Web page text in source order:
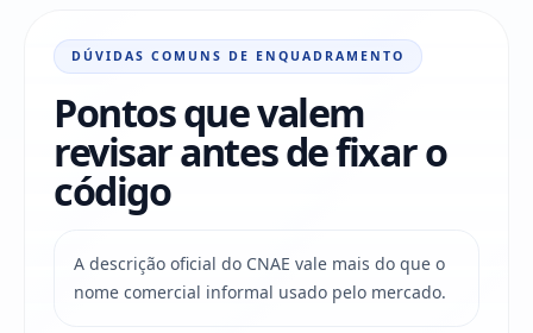
DÚVIDAS COMUNS DE ENQUADRAMENTO
Pontos que valem
revisar antes de fixar o
código
A descrição oficial do CNAE vale mais do que o
nome comercial informal usado pelo mercado.